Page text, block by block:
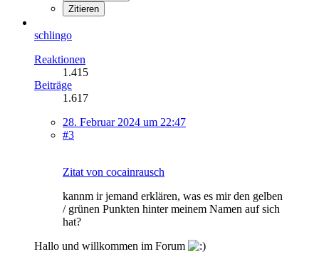
Zitieren
schlingo
Reaktionen
1.415
Beiträge
1.617
28. Februar 2024 um 22:47
#3
Zitat von cocainrausch
kannm ir jemand erklären, was es mir den gelben
/ grünen Punkten hinter meinem Namen auf sich
hat?
Hallo und willkommen im Forum